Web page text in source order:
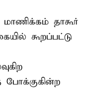
தாகூர்
கூறப்பட்டு